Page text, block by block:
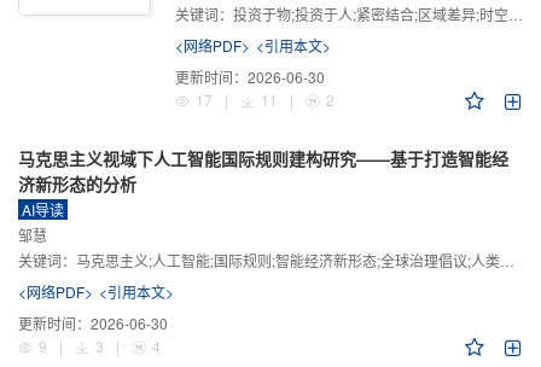
关键词： 投资于物;投资于人;紧密结合;区域差异;时空演化
<网络PDF> <引用本文>
更新时间： 2026-06-30
17
| 11 | 2
马克思主义视域下人工智能国际规则建构研究——基于打造智能经
济新形态的分析
AI导读
邹慧
关键词： 马克思主义;人工智能;国际规则;智能经济新形态;全球治理倡议;人类命运共同体
<网络PDF> <引用本文>
更新时间： 2026-06-30
9
| 3 | 4